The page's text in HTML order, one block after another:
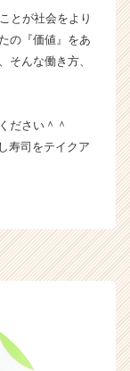
とが社会をより
の『価値』をあ
そんな働き方、
ださい＾＾
寿司をテイクア